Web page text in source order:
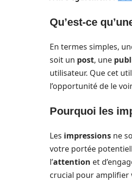
Qu’est-ce
En termes simples,
soit un post, une
utilisateur. Que cet
l’opportunité de le
Pourquoi les
Les impressions ne
votre portée
l’attention et
crucial pour amplifier